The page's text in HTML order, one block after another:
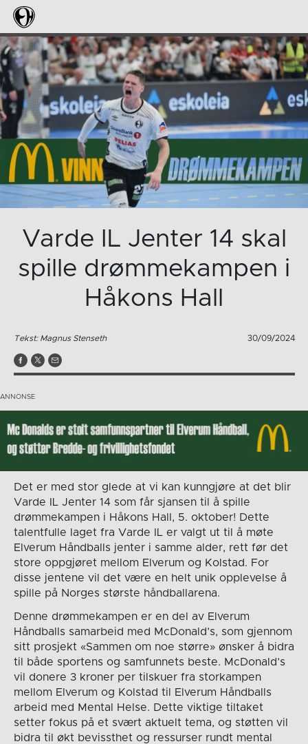
Varde IL Jenter 14 skal
spille drømmekampen i
Håkons Hall
Tekst: Magnus Stenseth 30/09/2024
Det er med stor glede at vi kan kunngjøre at det blir
Varde IL Jenter 14 som får sjansen til å spille
drømmekampen i Håkons Hall, 5. oktober! Dette
talentfulle laget fra Varde IL er valgt ut til å møte
Elverum Håndballs jenter i samme alder, rett før det
store oppgjøret mellom Elverum og Kolstad. For
disse jentene vil det være en helt unik opplevelse å
spille på Norges største håndballarena.
Denne drømmekampen er en del av Elverum
Håndballs samarbeid med McDonald’s, som gjennom
sitt prosjekt «Sammen om noe større» ønsker å bidra
til både sportens og samfunnets beste. McDonald’s
vil donere 3 kroner per tilskuer fra storkampen
mellom Elverum og Kolstad til Elverum Håndballs
arbeid med Mental Helse. Dette viktige tiltaket
setter fokus på et svært aktuelt tema, og støtten vil
bidra til økt bevissthet og ressurser rundt mental